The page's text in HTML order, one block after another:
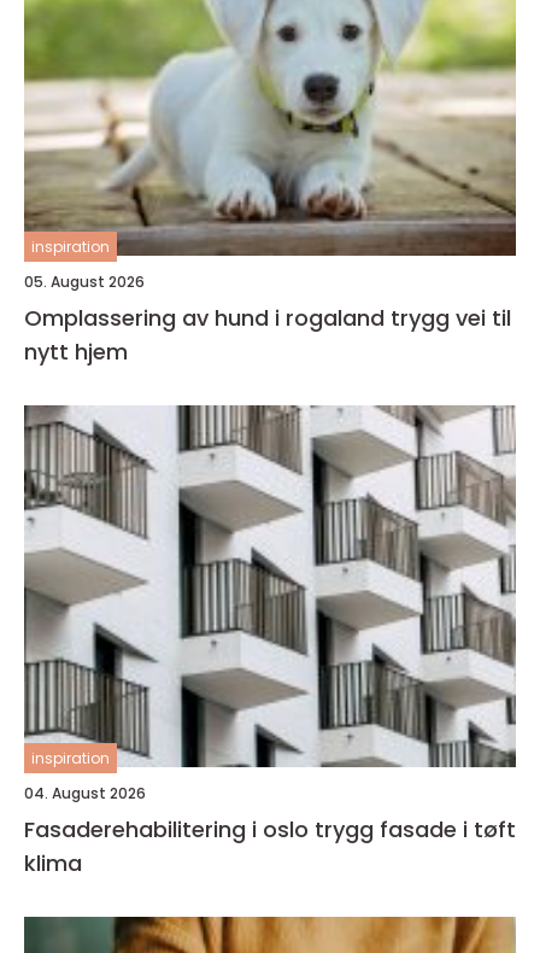
inspiration
05. August 2026
Omplassering av hund i rogaland trygg vei til
nytt hjem
inspiration
04. August 2026
Fasaderehabilitering i oslo trygg fasade i tøft
klima